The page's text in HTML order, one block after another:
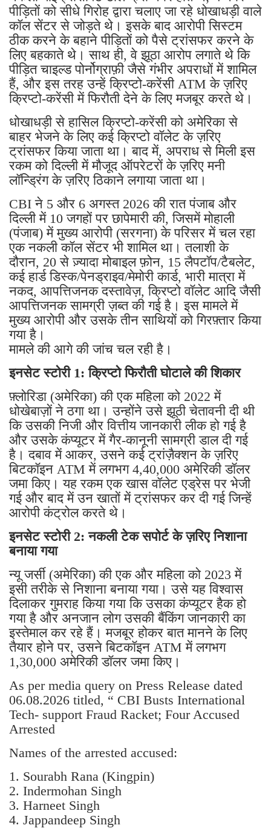
पीड़ितों को सीधे गिरोह द्वारा चलाए जा रहे धोखाधड़ी वाले
कॉल सेंटर से जोड़ते थे। इसके बाद आरोपी सिस्टम
ठीक करने के बहाने पीड़ितों को पैसे ट्रांसफर करने के
लिए बहकाते थे। साथ ही, वे झूठा आरोप लगाते थे कि
पीड़ित चाइल्ड पोर्नोग्राफ़ी जैसे गंभीर अपराधों में शामिल
हैं, और इस तरह उन्हें क्रिप्टो-करेंसी ATM के ज़रिए
क्रिप्टो-करेंसी में फिरौती देने के लिए मजबूर करते थे।
धोखाधड़ी से हासिल क्रिप्टो-करेंसी को अमेरिका से
बाहर भेजने के लिए कई क्रिप्टो वॉलेट के ज़रिए
ट्रांसफर किया जाता था। बाद में, अपराध से मिली इस
रकम को दिल्ली में मौजूद ऑपरेटरों के ज़रिए मनी
लॉन्ड्रिंग के ज़रिए ठिकाने लगाया जाता था।
CBI ने 5 और 6 अगस्त 2026 की रात पंजाब और
दिल्ली में 10 जगहों पर छापेमारी की, जिसमें मोहाली
(पंजाब) में मुख्य आरोपी (सरगना) के परिसर में चल रहा
एक नकली कॉल सेंटर भी शामिल था। तलाशी के
दौरान, 20 से ज़्यादा मोबाइल फ़ोन, 15 लैपटॉप/टैबलेट,
कई हार्ड डिस्क/पेनड्राइव/मेमोरी कार्ड, भारी मात्रा में
नकद, आपत्तिजनक दस्तावेज़, क्रिप्टो वॉलेट आदि जैसी
आपत्तिजनक सामग्री ज़ब्त की गई है। इस मामले में
मुख्य आरोपी और उसके तीन साथियों को गिरफ़्तार किया
गया है।
मामले की आगे की जांच चल रही है।
इनसेट स्टोरी 1: क्रिप्टो फिरौती घोटाले की शिकार
फ़्लोरिडा (अमेरिका) की एक महिला को 2022 में
धोखेबाज़ों ने ठगा था। उन्होंने उसे झूठी चेतावनी दी थी
कि उसकी निजी और वित्तीय जानकारी लीक हो गई है
और उसके कंप्यूटर में गैर-कानूनी सामग्री डाल दी गई
है। दबाव में आकर, उसने कई ट्रांज़ैक्शन के ज़रिए
बिटकॉइन ATM में लगभग 4,40,000 अमेरिकी डॉलर
जमा किए। यह रकम एक खास वॉलेट एड्रेस पर भेजी
गई और बाद में उन खातों में ट्रांसफर कर दी गई जिन्हें
आरोपी कंट्रोल करते थे।
इनसेट स्टोरी 2: नकली टेक सपोर्ट के ज़रिए निशाना
बनाया गया
न्यू जर्सी (अमेरिका) की एक और महिला को 2023 में
इसी तरीके से निशाना बनाया गया। उसे यह विश्वास
दिलाकर गुमराह किया गया कि उसका कंप्यूटर हैक हो
गया है और अनजान लोग उसकी बैंकिंग जानकारी का
इस्तेमाल कर रहे हैं। मजबूर होकर बात मानने के लिए
तैयार होने पर, उसने बिटकॉइन ATM में लगभग
1,30,000 अमेरिकी डॉलर जमा किए।
As per media query on Press Release dated
06.08.2026 titled, “ CBI Busts International
Tech- support Fraud Racket; Four Accused
Arrested
Names of the arrested accused:
1. Sourabh Rana (Kingpin)
2. Indermohan Singh
3. ⁠Harneet Singh
4. ⁠Jappandeep Singh